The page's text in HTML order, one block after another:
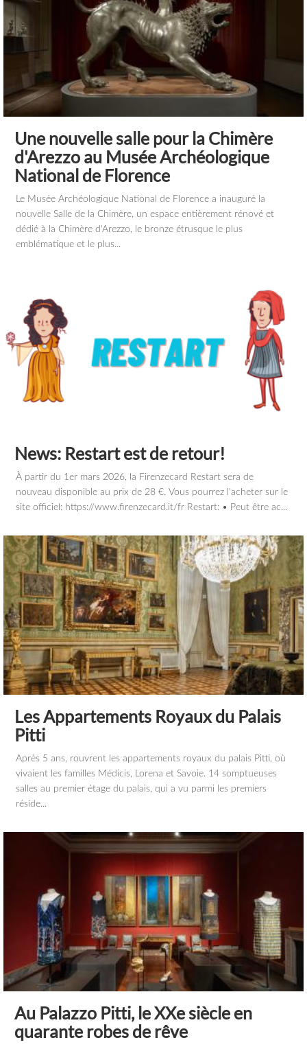
Une nouvelle salle pour la Chimère
d'Arezzo au Musée Archéologique
National de Florence
Le Musée Archéologique National de Florence a inauguré la
nouvelle Salle de la Chimère, un espace entièrement rénové et
dédié à la Chimère d'Arezzo, le bronze étrusque le plus
emblématique et le plus...
News: Restart est de retour!
À partir du 1er mars 2026, la Firenzecard Restart sera de
nouveau disponible au prix de 28 €. Vous pourrez l'acheter sur le
site officiel: https://www.firenzecard.it/fr Restart: • Peut être ac...
Les Appartements Royaux du Palais
Pitti
Après 5 ans, rouvrent les appartements royaux du palais Pitti, où
vivaient les familles Médicis, Lorena et Savoie. 14 somptueuses
salles au premier étage du palais, qui a vu parmi les premiers
réside...
Au Palazzo Pitti, le XXe siècle en
quarante robes de rêve